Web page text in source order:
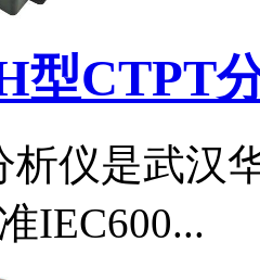
型CTPT
析仪是武汉
IEC600...